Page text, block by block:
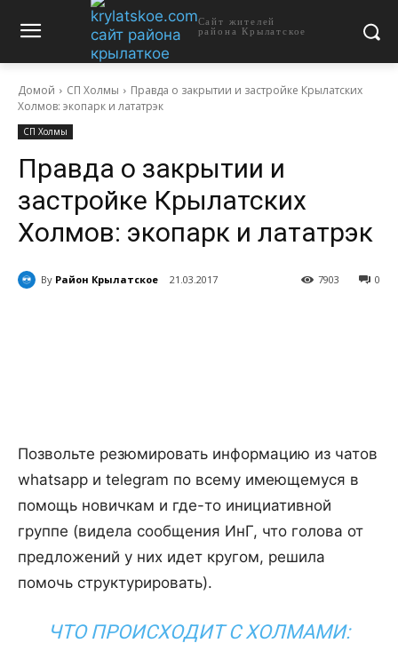
Сайт жителей
района Крылатское
Домой СП Холмы
Правда о закрытии и застройке Крылатских
Холмов: экопарк и лататрэк
СП Холмы
Правда о закрытии и
застройке Крылатских
Холмов: экопарк и лататрэк
By Район Крылатское 21.03.2017 0
7903
Позвольте резюмировать информацию из чатов
whatsapp и telegram по всему имеющемуся в
помощь новичкам и где-то инициативной
группе (видела сообщения ИнГ, что голова от
предложений у них идет кругом, решила
помочь структурировать).
ЧТО ПРОИСХОДИТ С ХОЛМАМИ: